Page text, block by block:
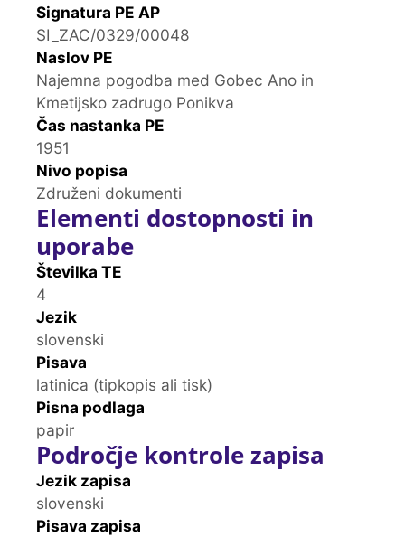
Signatura PE AP
SI_ZAC/0329/00048
Naslov PE
Najemna pogodba med Gobec Ano in
Kmetijsko zadrugo Ponikva
Čas nastanka PE
1951
Nivo popisa
Združeni dokumenti
Elementi dostopnosti in
uporabe
Številka TE
4
Jezik
slovenski
Pisava
latinica (tipkopis ali tisk)
Pisna podlaga
papir
Področje kontrole zapisa
Jezik zapisa
slovenski
Pisava zapisa